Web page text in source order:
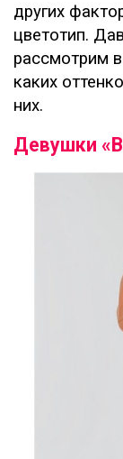
других
цветотип.
рассмотрим
каких
них.
Девушки